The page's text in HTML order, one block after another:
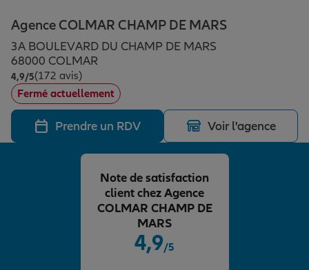
Assurance animal de compagnie
Protection juridique
Plan épargne retraite
Assurance vie
Placements financiers
Investissements immobiliers
Vos projets
Partir en vacances
Déménager
Changer de voiture
Conseil assurance
Assurance auto
Agence COLMAR CHAMP DE MARS
3A BOULEVARD DU CHAMP DE MARS
68000 COLMAR
4,9/5Note de 4.9 sur 5
(172 avis)
Fermé actuellement
Prendre un RDV Voir l'agence
4,9/5
Note de satisfaction
client chez Agence
COLMAR CHAMP DE
MARS